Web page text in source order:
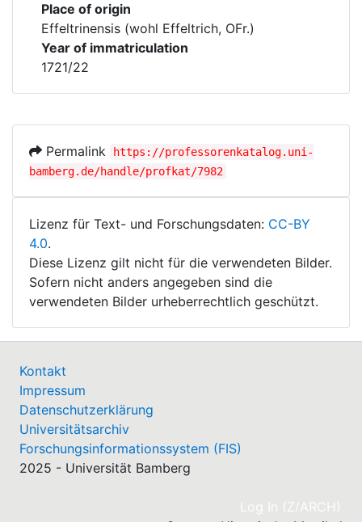
Place of origin
Effeltrinensis (wohl Effeltrich, OFr.)
Year of immatriculation
1721/22
Permalink
https://professorenkatalog.uni-
bamberg.de/handle/profkat/7982
Lizenz für Text- und Forschungsdaten: CC-BY
4.0.
Diese Lizenz gilt nicht für die verwendeten Bilder.
Sofern nicht anders angegeben sind die
verwendeten Bilder urheberrechtlich geschützt.
Kontakt
Impressum
Datenschutzerklärung
Universitätsarchiv
Forschungsinformationssystem (FIS)
2025 - Universität Bamberg
Log In (Z/ARCH)